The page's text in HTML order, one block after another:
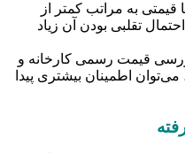
به مراتب کمتر از
تقلبی بودن آن زیاد
قیمت رسمی کارخانه و
اطمینان بیشتری پیدا